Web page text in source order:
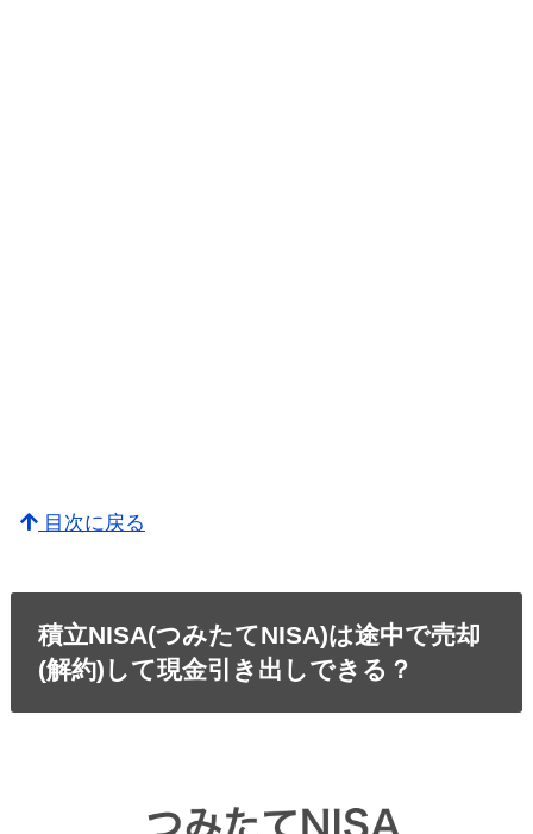
目次に戻る
積立NISA(つみたてNISA)は途中で売却
(解約)して現金引き出しできる？